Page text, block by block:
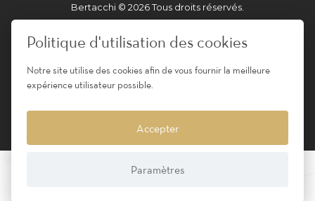
Bertacchi © 2026 Tous droits réservés.
Réalisation AXESYS
Pour votre santé, évitez de manger entre les repas -
www.mangerbouger.fr
consommer avec modération.
Politique d'utilisation des cookies
Notre site utilise des cookies afin de vous fournir la meilleure
expérience utilisateur possible.
Accepter
Paramètres